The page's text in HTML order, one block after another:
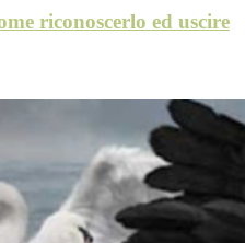
riconoscerlo ed uscire